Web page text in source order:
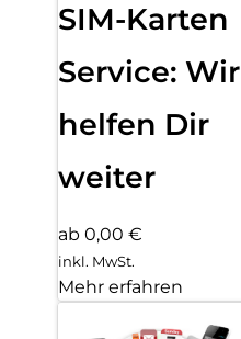
SIM-Karten
Service: Wir
helfen Dir
weiter
ab 0,00 €
inkl. MwSt.
Mehr erfahren